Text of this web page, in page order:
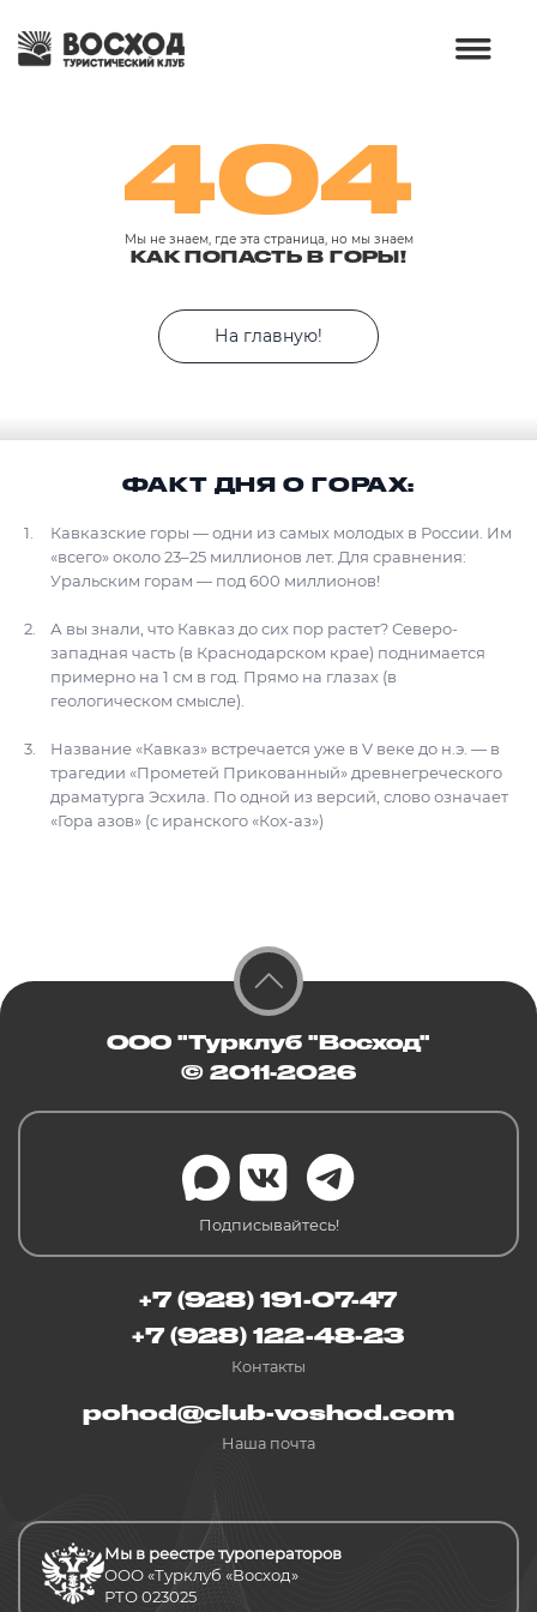
404
Мы не знаем, где эта страница, но мы знаем
КАК ПОПАСТЬ В ГОРЫ!
На главную!
ФАКТ ДНЯ О ГОРАХ:
Кавказские горы — одни из самых молодых в России. Им
«всего» около 23–25 миллионов лет. Для сравнения:
Уральским горам — под 600 миллионов!
А вы знали, что Кавказ до сих пор растет? Северо-
западная часть (в Краснодарском крае) поднимается
примерно на 1 см в год. Прямо на глазах (в
геологическом смысле).
Название «Кавказ» встречается уже в V веке до н.э. — в
трагедии «Прометей Прикованный» древнегреческого
драматурга Эсхила. По одной из версий, слово означает
«Гора азов» (с иранского «Кох-аз»)
ООО "Турклуб "Восход"
© 2011-2026
Подписывайтесь!
+7 (928) 191-07-47
+7 (928) 122-48-23
Контакты
pohod@club-voshod.com
Наша почта
Мы в реестре туроператоров
ООО «Турклуб «Восход»
РТО 023025